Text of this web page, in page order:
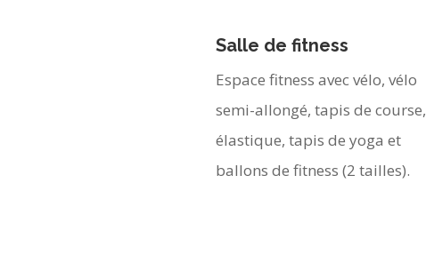
Salle de fitness
Espace fitness avec vélo, vélo
semi-allongé, tapis de course,
élastique, tapis de yoga et
ballons de fitness (2 tailles).